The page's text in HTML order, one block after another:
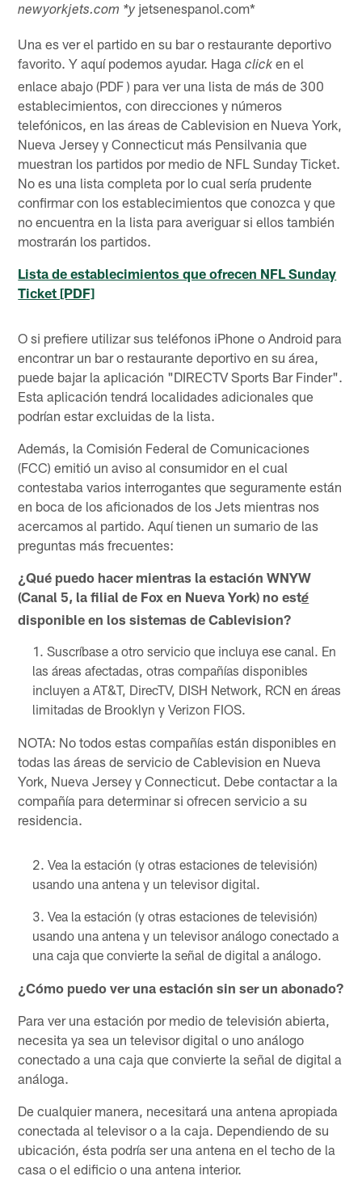
newyorkjets.com *yjetsenespanol.com*
Una es ver el partido en su bar o restaurante deportivo
favorito. Y aquí podemos ayudar. Hagaclick en el
enlace abajo (PDF ) para ver una lista de más de 300
establecimientos, con direcciones y números
telefónicos, en las áreas de Cablevision en Nueva York,
Nueva Jersey y Connecticut más Pensilvania que
muestran los partidos por medio de NFL Sunday Ticket.
No es una lista completa por lo cual sería prudente
confirmar con los establecimientos que conozca y que
no encuentra en la lista para averiguar si ellos también
mostrarán los partidos.
Lista de establecimientos que ofrecen NFL Sunday
Ticket [PDF]
O si prefiere utilizar sus teléfonos iPhone o Android para
encontrar un bar o restaurante deportivo en su área,
puede bajar la aplicación "DIRECTV Sports Bar Finder".
Esta aplicación tendrá localidades adicionales que
podrían estar excluidas de la lista.
Además, la Comisión Federal de Comunicaciones
(FCC) emitió un aviso al consumidor en el cual
contestaba varios interrogantes que seguramente están
en boca de los aficionados de los Jets mientras nos
acercamos al partido. Aquí tienen un sumario de las
preguntas más frecuentes:
¿Qué puedo hacer mientras la estación WNYW
(Canal 5, la filial de Fox en Nueva York) no esté
disponible en los sistemas de Cablevision?
Suscríbase a otro servicio que incluya ese canal. En
las áreas afectadas, otras compañías disponibles
incluyen a AT&T, DirecTV, DISH Network, RCN en áreas
limitadas de Brooklyn y Verizon FIOS.
NOTA: No todos estas compañías están disponibles en
todas las áreas de servicio de Cablevision en Nueva
York, Nueva Jersey y Connecticut. Debe contactar a la
compañía para determinar si ofrecen servicio a su
residencia.
Vea la estación (y otras estaciones de televisión)
usando una antena y un televisor digital.
Vea la estación (y otras estaciones de televisión)
usando una antena y un televisor análogo conectado a
una caja que convierte la señal de digital a análogo.
¿Cómo puedo ver una estación sin ser un abonado?
Para ver una estación por medio de televisión abierta,
necesita ya sea un televisor digital o uno análogo
conectado a una caja que convierte la señal de digital a
análoga.
De cualquier manera, necesitará una antena apropiada
conectada al televisor o a la caja. Dependiendo de su
ubicación, ésta podría ser una antena en el techo de la
casa o el edificio o una antena interior.